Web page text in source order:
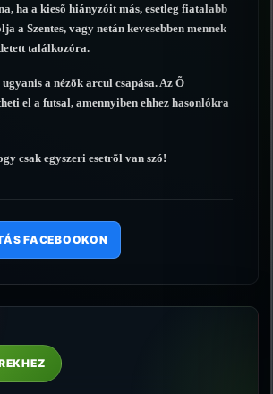
ha a kiesõ hiányzóit más, esetleg fiatalabb
a Szentes, vagy netán kevesebben mennek
találkozóra.
a nézõk arcul csapása. Az Õ
el a futsal, amennyiben ehhez hasonlókra
csak egyszeri esetrõl van szó!
FACEBOOKON